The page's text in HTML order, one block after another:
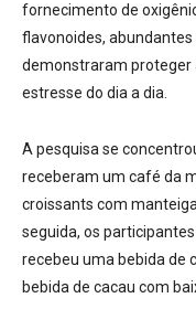
fornecimento de
flavonoides, abundantes
demonstraram proteger
estresse do dia a dia.
A pesquisa se
receberam um café da
croissants com
seguida, os
recebeu uma bebida de
bebida de cacau com